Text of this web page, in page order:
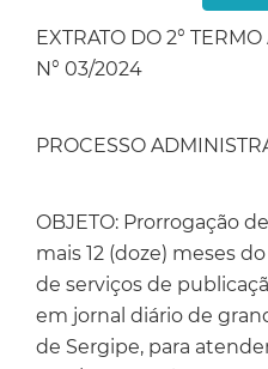
EXTRATO DO 2°
N° 03/2024
PROCESSO
OBJETO: Prorrogação
mais 12 (doze) meses
de serviços de
em jornal diário de
de Sergipe, para